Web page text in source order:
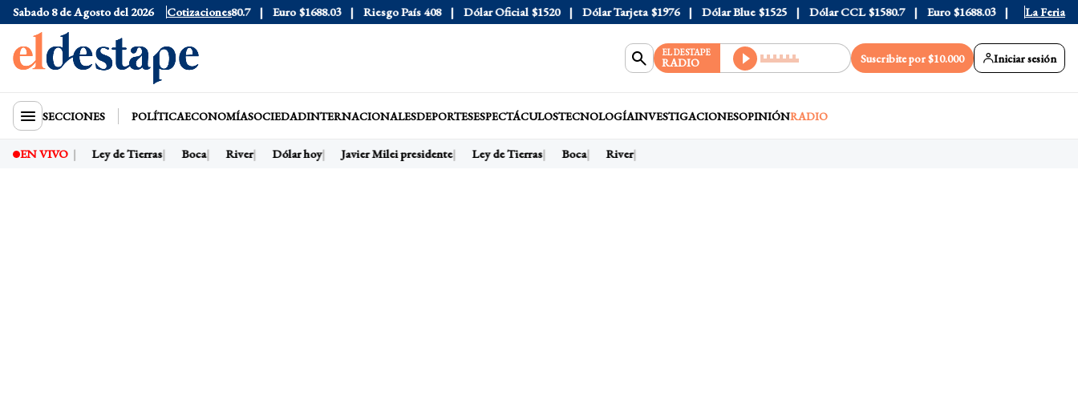
Sabado 8 de Agosto del 2026 Cotizaciones
Dólar Blue $1525 Dólar CCL $1580.7 Euro $1688.03 Riesgo País 408 Dólar Oficial $1520 Dólar Tarjeta $1976 Dólar Blue $1525 Dólar CCL $1580.7 Euro $1688.03 Riesgo País 408
La Feria
EL DESTAPE
RADIO Suscribite por $10.000 Iniciar sesión
SECCIONES POLÍTICAECONOMÍASOCIEDADINTERNACIONALESDEPORTESESPECTÁCULOSTECNOLOGÍAINVESTIGACIONESOPINIÓNRADIO
EN VIVO
presidente Ley de Tierras Boca River Dólar hoy Javier Milei presidente Ley de Tierras Boca River